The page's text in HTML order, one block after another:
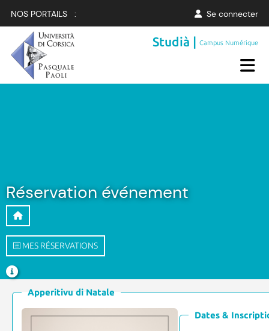
NOS PORTAILS : Se connecter
Studià |Campus Numérique
Réservation événement
MES RÉSERVATIONS
Apperitivu di Natale
Dates &